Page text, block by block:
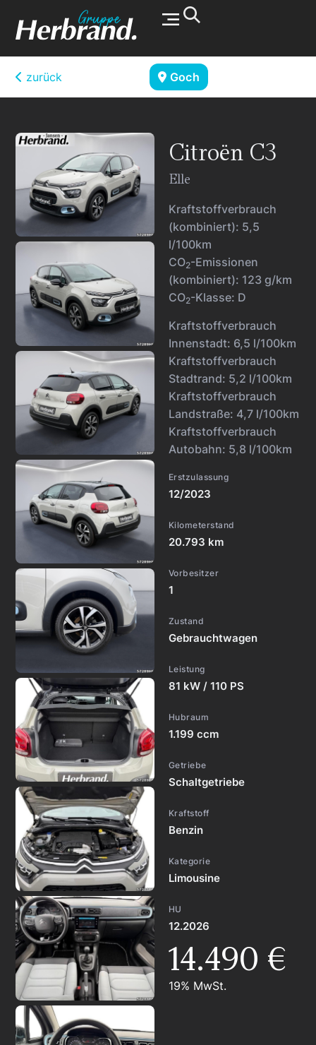
zurück Goch
Citroën C3
Elle
Kraftstoffverbrauch
(kombiniert): 5,5
l/100km
CO2-Emissionen
(kombiniert): 123 g/km
CO2-Klasse: D
Kraftstoffverbrauch
Innenstadt: 6,5 l/100km
Kraftstoffverbrauch
Stadtrand: 5,2 l/100km
Kraftstoffverbrauch
Landstraße: 4,7 l/100km
Kraftstoffverbrauch
Autobahn: 5,8 l/100km
Erstzulassung
12/2023
Kilometerstand
20.793 km
Vorbesitzer
1
Zustand
Gebrauchtwagen
Leistung
81 kW / 110 PS
Hubraum
1.199 ccm
Getriebe
Schaltgetriebe
Kraftstoff
Benzin
Kategorie
Limousine
HU
12.2026
14.490 €
19% MwSt.